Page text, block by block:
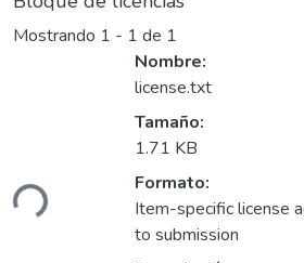
Mostrando 1 - 1 de 1
Nombre:
license.txt
Tamaño:
1.71 KB
Formato:
Item-specific license
to submission